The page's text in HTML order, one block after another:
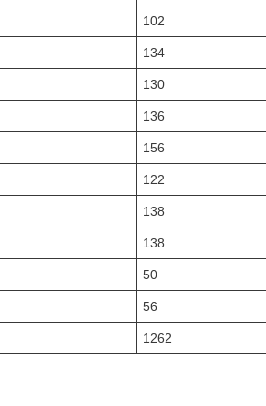
102
134
130
136
156
122
138
138
50
56
1262